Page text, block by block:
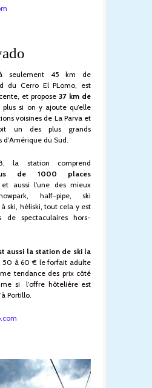
seulement 45 km de
du Cerro El PLomo, est
et propose37 km de
plus si on y ajoute qu’elle
voisines de La Parva et
un des plus grands
du Sud.
la station comprend
de 1000 places
, et aussi l’une des mieux
half-pipe, ski
ski, héliski, tout cela y est
de spectaculaires hors-
aussi la station de ski la
à 60 € le forfait adulte
tendance des prix côté
si l’offre hôtelière est
Portillo.